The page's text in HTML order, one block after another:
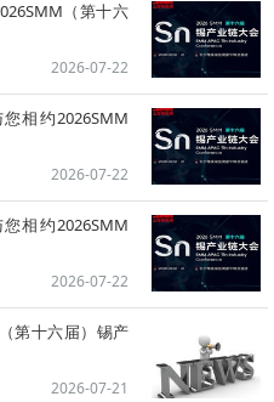
（第十六
2026-07-22
相约2026SMM
2026-07-22
相约2026SMM
2026-07-22
第十六届）锡产
2026-07-21